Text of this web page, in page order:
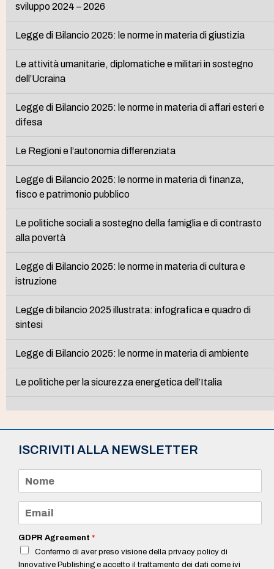
sviluppo 2024 – 2026
Legge di Bilancio 2025: le norme in materia di giustizia
Le attività umanitarie, diplomatiche e militari in sostegno
dell’Ucraina
Legge di Bilancio 2025: le norme in materia di affari esteri e
difesa
Le Regioni e l’autonomia differenziata
Legge di Bilancio 2025: le norme in materia di finanza,
fisco e patrimonio pubblico
Le politiche sociali a sostegno della famiglia e di contrasto
alla povertà
Legge di Bilancio 2025: le norme in materia di cultura e
istruzione
Legge di bilancio 2025 illustrata: infografica e quadro di
sintesi
Legge di Bilancio 2025: le norme in materia di ambiente
Le politiche per la sicurezza energetica dell’Italia
ISCRIVITI ALLA NEWSLETTER
m
e
a
i
*
GDPR Agreement *
Confermo di aver preso visione della privacy policy di
Innovative Publishing e accetto il trattamento dei dati come ivi